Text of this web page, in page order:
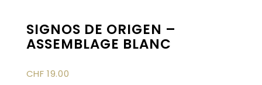
SIGNOS DE ORIGEN –
ASSEMBLAGE BLANC
CHF 19.00